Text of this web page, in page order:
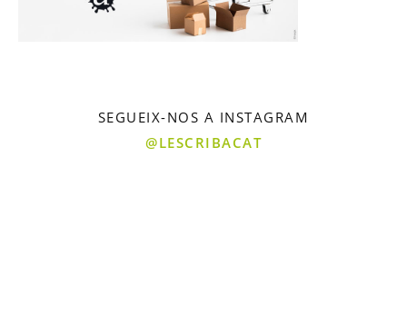
SEGUEIX-NOS A INSTAGRAM
@LESCRIBACAT